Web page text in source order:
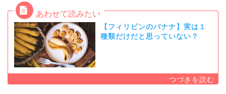
【フィリピンのバナナ】実は１
種類だけだと思っていない？